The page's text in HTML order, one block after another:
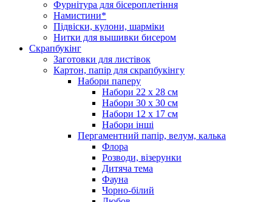
Фурнітура для бісероплетіння
Намистини*
Підвіски, кулони, шарміки
Нитки для вышивки бисером
Скрапбукінг
Заготовки для листівок
Картон, папір для скрапбукінгу
Набори паперу
Набори 22 х 28 см
Набори 30 х 30 см
Набори 12 х 17 см
Набори інші
Пергаментний папір, велум, калька
Флора
Розводи, візерунки
Дитяча тема
Фауна
Чорно-білий